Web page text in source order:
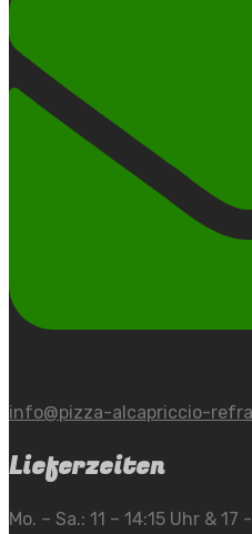
info@pizza-alcapriccio-
Lieferzeiten
Mo. – Sa.: 11 – 14:15 Uhr & 17